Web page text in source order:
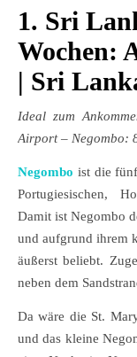
1. Sri
Wochen:
| Sri
Ideal zum
Airport – Negombo:
Negombo ist die
Portugiesischen,
Damit ist Negombo
und aufgrund ihrem
äußerst beliebt.
neben dem
Da wäre die St.
und das kleine